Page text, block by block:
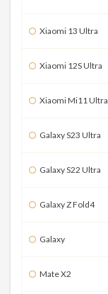
Xiaomi 13 Ultra
Xiaomi 12S Ultra
Xiaomi Mi11 Ultra
Galaxy S23 Ultra
Galaxy S22 Ultra
Galaxy Z Fold4
Galaxy
Mate X2